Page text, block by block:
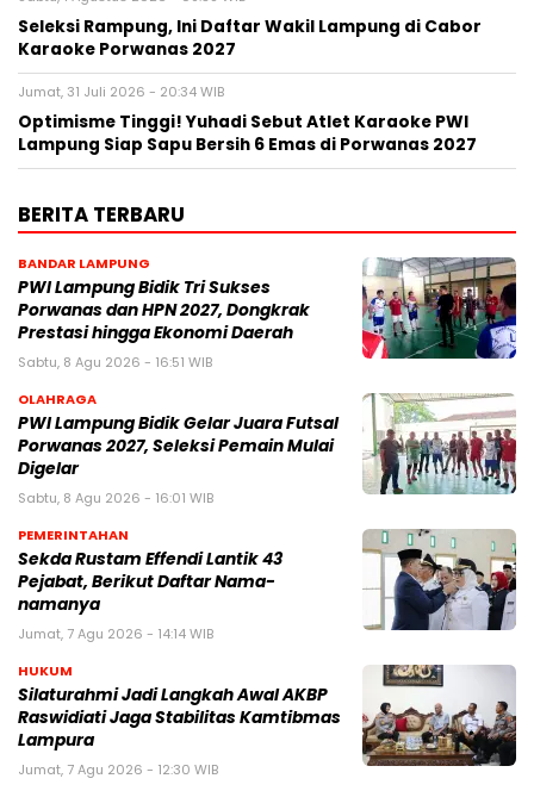
Seleksi Rampung, Ini Daftar Wakil Lampung di Cabor
Karaoke Porwanas 2027
Jumat, 31 Juli 2026 - 20:34 WIB
Optimisme Tinggi! Yuhadi Sebut Atlet Karaoke PWI
Lampung Siap Sapu Bersih 6 Emas di Porwanas 2027
BERITA TERBARU
BANDAR LAMPUNG
PWI Lampung Bidik Tri Sukses
Porwanas dan HPN 2027, Dongkrak
Prestasi hingga Ekonomi Daerah
Sabtu, 8 Agu 2026 - 16:51 WIB
OLAHRAGA
PWI Lampung Bidik Gelar Juara Futsal
Porwanas 2027, Seleksi Pemain Mulai
Digelar
Sabtu, 8 Agu 2026 - 16:01 WIB
PEMERINTAHAN
Sekda Rustam Effendi Lantik 43
Pejabat, Berikut Daftar Nama-
namanya
Jumat, 7 Agu 2026 - 14:14 WIB
HUKUM
Silaturahmi Jadi Langkah Awal AKBP
Raswidiati Jaga Stabilitas Kamtibmas
Lampura
Jumat, 7 Agu 2026 - 12:30 WIB